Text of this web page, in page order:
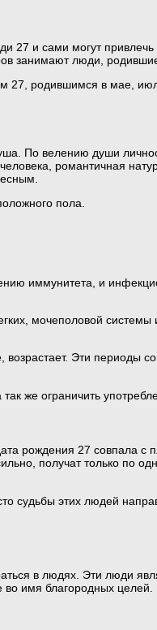
27 и сами могут
занимают люди,
27, родившимся в мае,
По велению души
романтичная
пола.
иммунитета, и
мочеполовой системы
Эти периоды
же ограничить
рождения 27 совпала с
получат только по
судьбы этих людей
в людях. Эти люди
имя благородных целей.